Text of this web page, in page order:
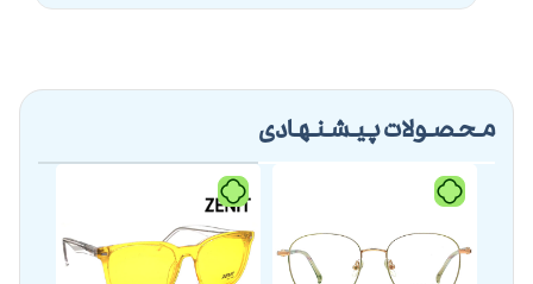
محصولات پیشنهادی